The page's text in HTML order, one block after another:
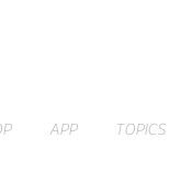
APP TOPICS